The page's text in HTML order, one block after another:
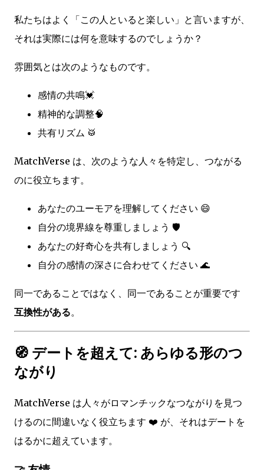
私たちはよく「この人といると楽しい」と言いますが、
それは実際には何を意味するのでしょうか？
雰囲気とは次のようなものです。
感情の共鳴💓
精神的な調整🧠
共有リズム 🥁
MatchVerse は、次のような人々を特定し、つながる
のに役立ちます。
あなたのユーモアを理解してください 😄
自分の境界線を尊重しましょう 🛡️
あなたの好奇心を共有しましょう 🔍
自分の感情の深さに合わせてください 🌊
同一であることではなく、同一であることが重要です
互換性がある。
🧭 デートを超えて: あらゆる形のつ
ながり
MatchVerse は人々がロマンチックなつながりを見つ
けるのに間違いなく役立ちます ❤️ が、それはデートを
はるかに超えています。